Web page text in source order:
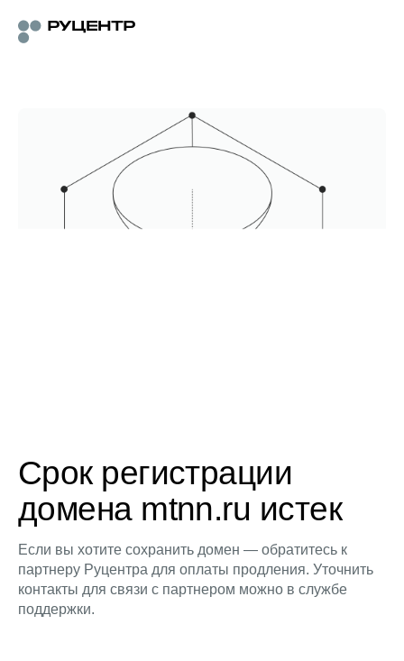
Срок регистрации
домена mtnn.ru истек
Если вы хотите сохранить домен — обратитесь к
партнеру Руцентра для оплаты продления. Уточнить
контакты для связи с партнером можно в службе
поддержки.